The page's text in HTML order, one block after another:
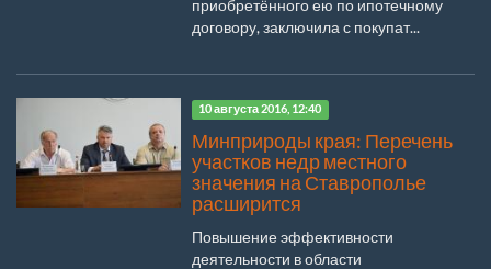
приобретённого ею по ипотечному
договору, заключила с покупат...
10 августа 2016, 12:40
Минприроды края: Перечень
участков недр местного
значения на Ставрополье
расширится
Повышение эффективности
деятельности в области